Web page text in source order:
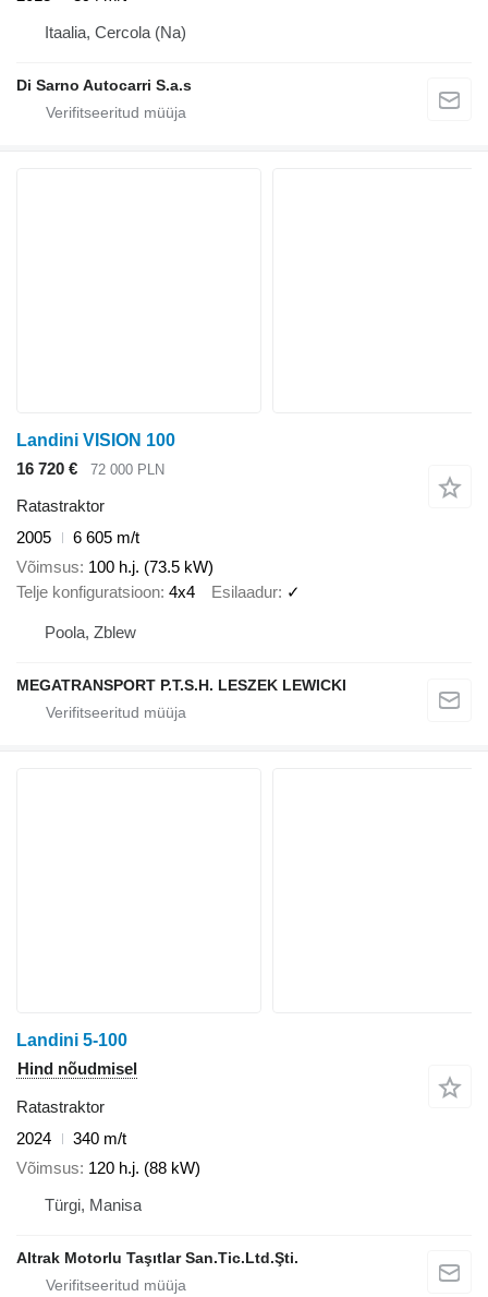
Itaalia, Cercola (Na)
Di Sarno Autocarri S.a.s
Landini VISION 100
16 720 €
72 000 PLN
Ratastraktor
2005
6 605 m/t
Võimsus 100 h.j. (73.5 kW)
Telje konfiguratsioon 4x4 Esilaadur ✓
Poola, Zblew
MEGATRANSPORT P.T.S.H. LESZEK LEWICKI
Landini 5-100
Hind nõudmisel
Ratastraktor
2024
340 m/t
Võimsus 120 h.j. (88 kW)
Türgi, Manisa
Altrak Motorlu Taşıtlar San.Tic.Ltd.Şti.